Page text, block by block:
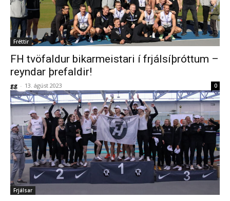
Fréttir
FH tvöfaldur bikarmeistari í frjálsíþróttum –
reyndar þrefaldir!
gg - 13. ágúst 2023 0
Frjálsar